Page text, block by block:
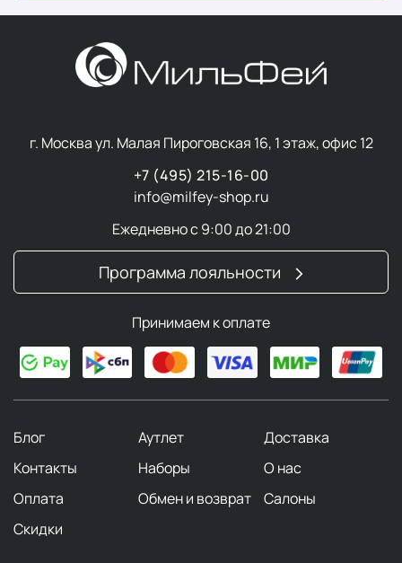
Осмоклин — запатентованная система очищения,
Она стимулирует выработку бета‑дефензинов —
природных антисептиков, уничтожающих патогенную
Repair
Технология восстановления содержит высокую
концентрацию активных ингредиентов, которые
упорядочивают коллагеновые волокна. Это повышает
плотность кожи и возвращает ей молодой вид.
UV inCellium
Эта система обеспечивает защиту клеток от
УФ‑излучения и синего света без традиционных
фильтров. Технология усиливает естественные
механизмы самозащиты кожи.
Патент Hyaluronique
Разработка объединяет гиалуроновую кислоту в трех
формах (высокомолекулярную, среднемолекулярную
и инкапсулированную). Это обеспечивает глубокое
г. Москва ул. Малая Пироговская 16, 1 этаж, офис 12
+7 (495) 215-16-00
info@milfey-shop.ru
Ежедневно с 9:00 до 21:00
Программа лояльности
Принимаем к оплате
Блог Аутлет
Доставка
Контакты
Наборы
О нас
Оплата
Обмен и возврат
Салоны
Скидки